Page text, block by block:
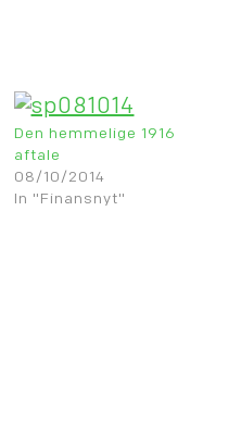
Den hemmelige 1916
aftale
08/10/2014
In "Finansnyt"